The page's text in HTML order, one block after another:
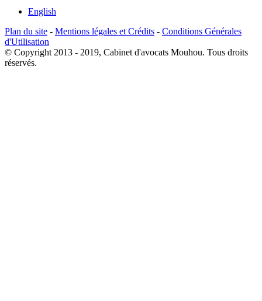
English
Plan du site - Mentions légales et Crédits - Conditions Générales
d'Utilisation
© Copyright 2013 - 2019, Cabinet d'avocats Mouhou. Tous droits
réservés.